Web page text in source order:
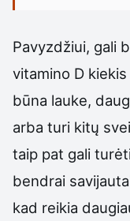
Pavyzdžiui, gali
vitamino D
būna lauke,
arba turi kitų
taip pat gali
bendrai
kad reikia